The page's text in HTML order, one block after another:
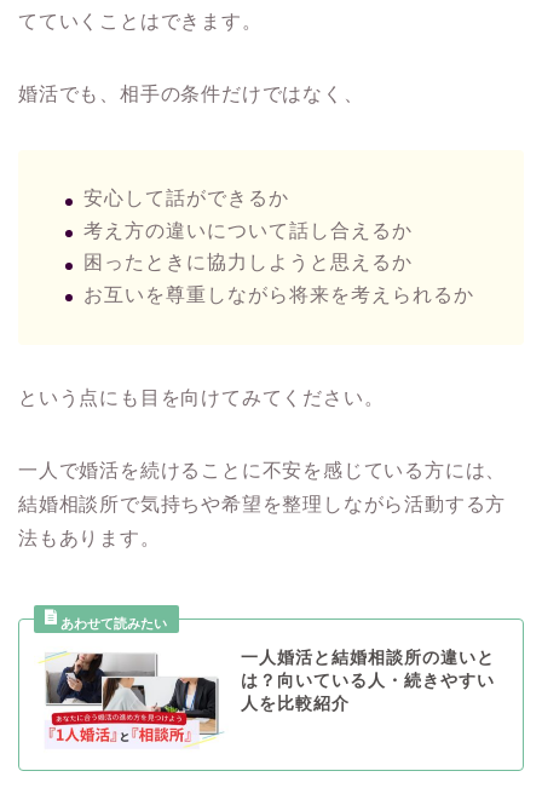
てていくことはできます。
婚活でも、相手の条件だけではなく、
安心して話ができるか
考え方の違いについて話し合えるか
困ったときに協力しようと思えるか
お互いを尊重しながら将来を考えられるか
という点にも目を向けてみてください。
一人で婚活を続けることに不安を感じている方には、
結婚相談所で気持ちや希望を整理しながら活動する方
法もあります。
一人婚活と結婚相談所の違いと
は？向いている人・続きやすい
人を比較紹介